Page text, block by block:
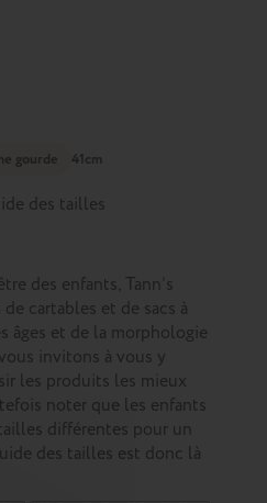
gourde 41cm
des tailles
des enfants, Tann’s
cartables et de sacs à
âges et de la morphologie
invitons à vous y
les produits les mieux
noter que les enfants
différentes pour un
des tailles est donc là